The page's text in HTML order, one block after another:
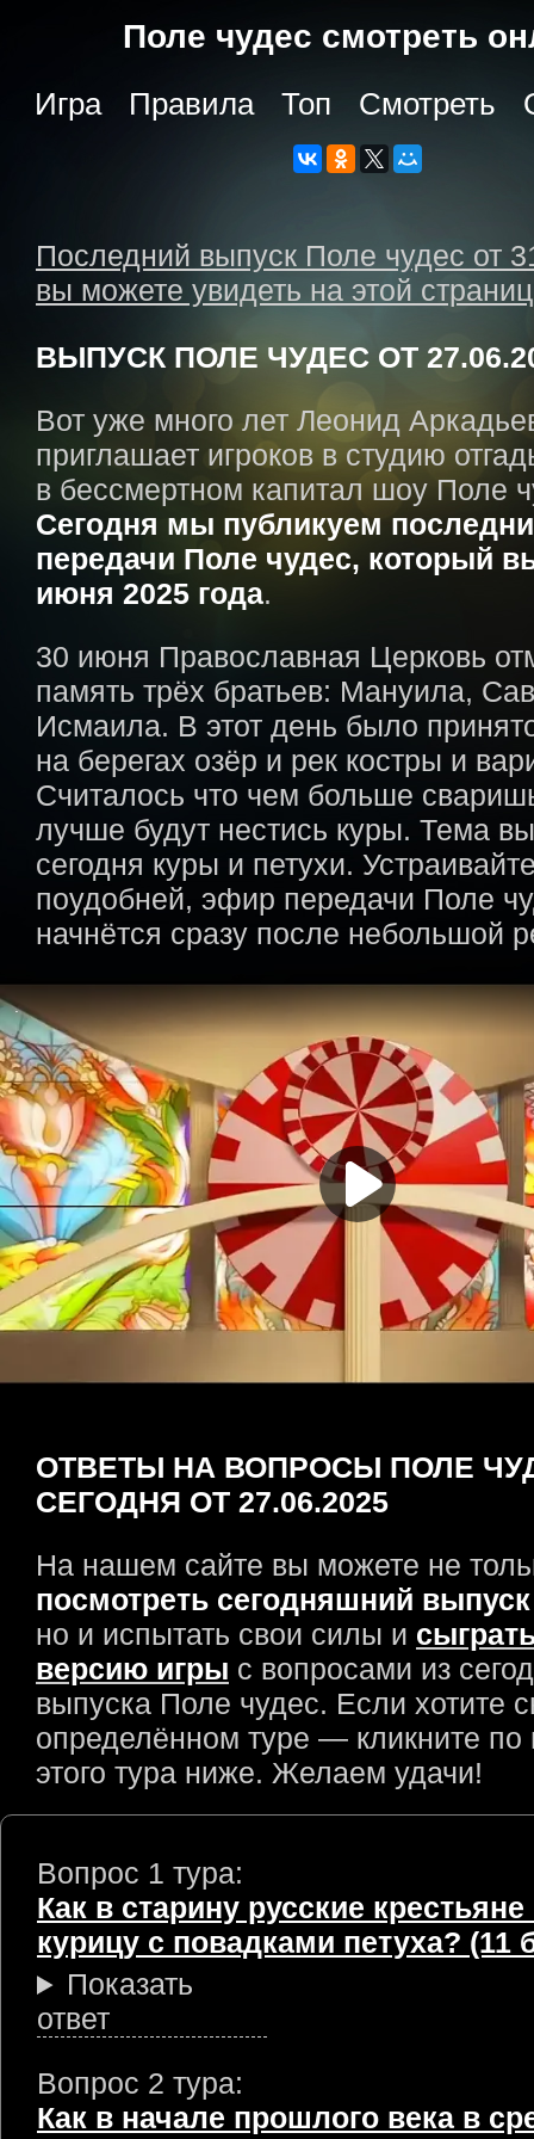
Поле чудес cмотреть
Игра Правила Топ Смотреть
Последний выпуск Поле чудес от
вы можете увидеть на этой
ВЫПУСК ПОЛЕ ЧУДЕС ОТ
Вот уже много лет Леонид
приглашает игроков в студию
в бессмертном капитал шоу Поле
Сегодня мы публикуем
передачи Поле чудес, который
июня 2025 года.
30 июня Православная Церковь
память трёх братьев: Мануила,
Исмаила. В этот день было
на берегах озёр и рек костры и
Считалось что чем больше
лучше будут нестись куры. Тема
сегодня куры и петухи.
поудобней, эфир передачи Поле
начнётся сразу после небольшой
ОТВЕТЫ НА ВОПРОСЫ ПОЛЕ
СЕГОДНЯ ОТ 27.06.2025
На нашем сайте вы можете не
посмотреть сегодняшний
но и испытать свои силы и
версию игры с вопросами из
выпуска Поле чудес. Если хотите
определённом туре — кликните по
этого тура ниже. Желаем удачи!
Вопрос 1 тура:
Как в старину русские
курицу с повадками петуха? (11
Показать
ответ
Вопрос 2 тура:
Как в начале прошлого века в